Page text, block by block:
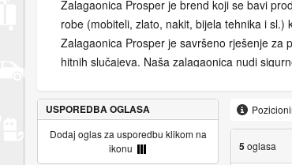
Zalagaonica Prosper je brend koji se bavi
robe (mobiteli, zlato, nakit, bijela tehnika i sl.)
Zalagaonica Prosper je savršeno rješenje za
hitnih slučajeva. Naša zalagaonica nudi
sustave, možete nam se povjeriti za sve
svoje dragocjenosti na siguran način i dobijte
konkurentne cijene i fleksibilne uvjete koji
danas za transakcije bez muke. Naša misija
5oglasa
USPOREDBA OGLASA
Dodaj oglas za usporedbu klikom na
ikonu